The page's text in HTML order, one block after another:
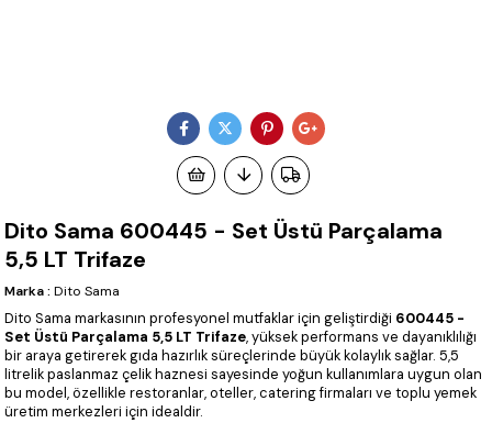
Dito Sama 600445 - Set Üstü Parçalama
5,5 LT Trifaze
Marka : Dito Sama
Dito Sama markasının profesyonel mutfaklar için geliştirdiği 600445 -
Set Üstü Parçalama 5,5 LT Trifaze, yüksek performans ve dayanıklılığı
bir araya getirerek gıda hazırlık süreçlerinde büyük kolaylık sağlar. 5,5
litrelik paslanmaz çelik haznesi sayesinde yoğun kullanımlara uygun olan
bu model, özellikle restoranlar, oteller, catering firmaları ve toplu yemek
üretim merkezleri için idealdir.